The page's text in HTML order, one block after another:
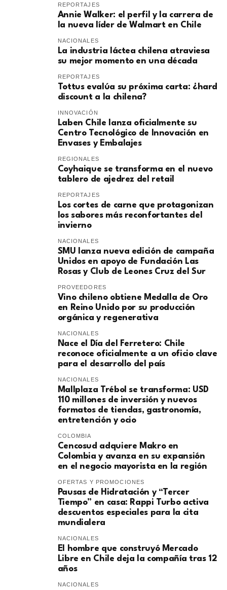
REPORTAJES
Annie Walker: el perfil y la carrera de
la nueva líder de Walmart en Chile
NACIONALES
La industria láctea chilena atraviesa
su mejor momento en una década
REPORTAJES
Tottus evalúa su próxima carta: ¿hard
discount a la chilena?
INNOVACIÓN
Laben Chile lanza oficialmente su
Centro Tecnológico de Innovación en
Envases y Embalajes
REGIONALES
Coyhaique se transforma en el nuevo
tablero de ajedrez del retail
REPORTAJES
Los cortes de carne que protagonizan
los sabores más reconfortantes del
invierno
NACIONALES
SMU lanza nueva edición de campaña
Unidos en apoyo de Fundación Las
Rosas y Club de Leones Cruz del Sur
PROVEEDORES
Vino chileno obtiene Medalla de Oro
en Reino Unido por su producción
orgánica y regenerativa
NACIONALES
Nace el Día del Ferretero: Chile
reconoce oficialmente a un oficio clave
para el desarrollo del país
NACIONALES
Mallplaza Trébol se transforma: USD
110 millones de inversión y nuevos
formatos de tiendas, gastronomía,
entretención y ocio
COLOMBIA
Cencosud adquiere Makro en
Colombia y avanza en su expansión
en el negocio mayorista en la región
OFERTAS Y PROMOCIONES
Pausas de Hidratación y “Tercer
Tiempo” en casa: Rappi Turbo activa
descuentos especiales para la cita
mundialera
NACIONALES
El hombre que construyó Mercado
Libre en Chile deja la compañía tras 12
años
NACIONALES